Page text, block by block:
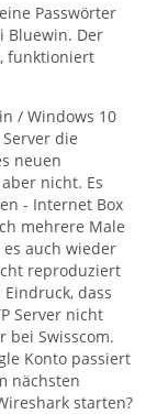
Passwörter
Bluewin. Der
funktioniert
/ Windows 10
die
neuen
nicht. Es
- Internet Box
mehrere Male
auch wieder
reproduziert
dass
Server nicht
bei Swisscom.
Konto passiert
nächsten
starten?